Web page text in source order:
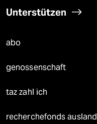
Unterstützen
abo
genossenschaft
taz zahl ich
recherchefonds ausland